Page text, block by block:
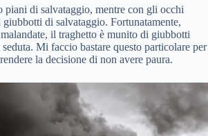
piani di salvataggio, mentre con gli occhi
di salvataggio. Fortunatamente,
il traghetto è munito di giubbotti
Mi faccio bastare questo particolare per
la decisione di non avere paura.